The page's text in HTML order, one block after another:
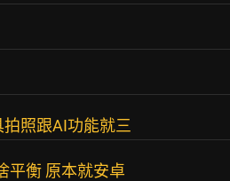
照跟AI功能就三
平衡 原本就安卓